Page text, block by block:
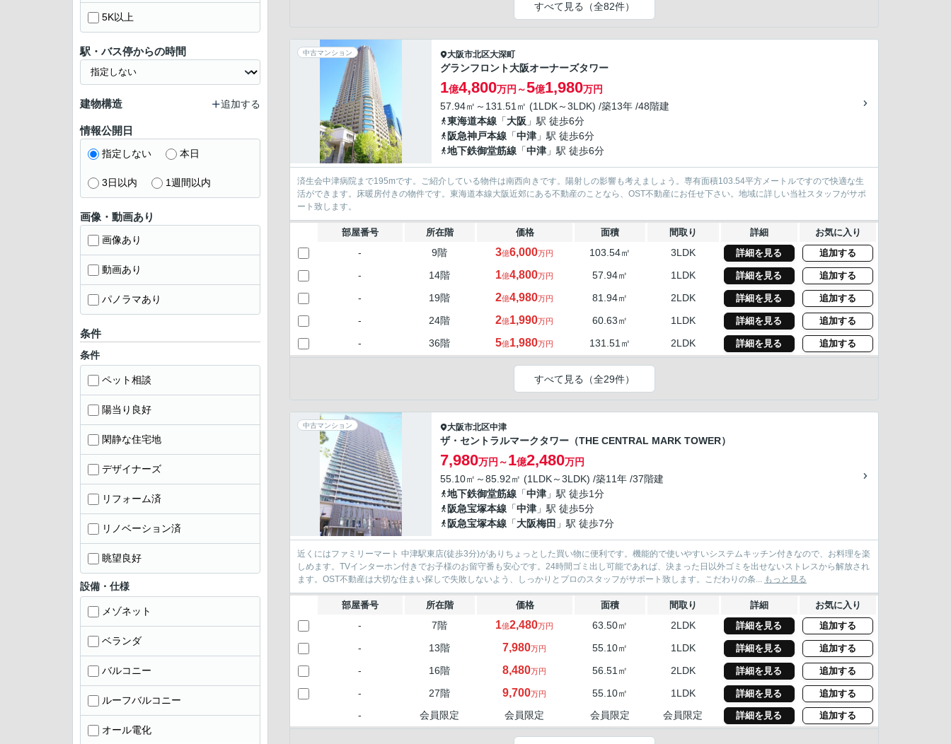
すべて見る（全82件）
中古マンション 大阪市北区大深町
グランフロント大阪オーナーズタワー
1億4,800万円～5億1,980万円
57.94㎡～131.51㎡ (1LDK～3LDK) /築13年 /48階建
東海道本線 「大阪 」駅 徒歩6分
阪急神戸本線 「中津 」駅 徒歩6分
地下鉄御堂筋線 「中津 」駅 徒歩6分
済生会中津病院まで195mです。ご紹介している物件は南西向きです。陽射しの影響も考えましょう。専有面積103.54平方メートルですので快適な生
活ができます。床暖房付きの物件です。東海道本線大阪近郊にある不動産のことなら、OST不動産にお任せ下さい。地域に詳しい当社スタッフがサポ
ート致します。
部屋番号 所在階 価格 面積 間取り 詳細 お気に入り
- 9階 3億6,000万円 103.54㎡ 3LDK 詳細を見る 追加する
- 14階 1億4,800万円 57.94㎡ 1LDK 詳細を見る 追加する
- 19階 2億4,980万円 81.94㎡ 2LDK 詳細を見る 追加する
- 24階 2億1,990万円 60.63㎡ 1LDK 詳細を見る 追加する
- 36階 5億1,980万円 131.51㎡ 2LDK 詳細を見る 追加する
すべて見る（全29件）
中古マンション 大阪市北区中津
ザ・セントラルマークタワー（THE CENTRAL MARK TOWER）
7,980万円～1億2,480万円
55.10㎡～85.92㎡ (1LDK～3LDK) /築11年 /37階建
地下鉄御堂筋線 「中津 」駅 徒歩1分
阪急宝塚本線 「中津 」駅 徒歩5分
阪急宝塚本線 「大阪梅田 」駅 徒歩7分
近くにはファミリーマート 中津駅東店(徒歩3分)がありちょっとした買い物に便利です。機能的で使いやすいシステムキッチン付きなので、お料理を楽
しめます。TVインターホン付きでお子様のお留守番も安心です。24時間ゴミ出し可能であれば、決まった日以外ゴミを出せないストレスから解放され
ます。OST不動産は大切な住まい探しで失敗しないよう、しっかりとプロのスタッフがサポート致します。こだわりの条... もっと見る
部屋番号 所在階 価格 面積 間取り 詳細 お気に入り
- 7階 1億2,480万円 63.50㎡ 2LDK 詳細を見る 追加する
- 13階 7,980万円 55.10㎡ 1LDK 詳細を見る 追加する
- 16階 8,480万円 56.51㎡ 2LDK 詳細を見る 追加する
- 27階 9,700万円 55.10㎡ 1LDK 詳細を見る 追加する
- 会員限定 会員限定 会員限定 会員限定 詳細を見る 追加する
5K以上
駅・バス停からの時間
建物構造 追加する
情報公開日
指定しない 本日
3日以内 1週間以内
画像・動画あり
画像あり
動画あり
パノラマあり
条件
条件
ペット相談
陽当り良好
閑静な住宅地
デザイナーズ
リフォーム済
リノベーション済
眺望良好
設備・仕様
メゾネット
ベランダ
バルコニー
ルーフバルコニー
オール電化